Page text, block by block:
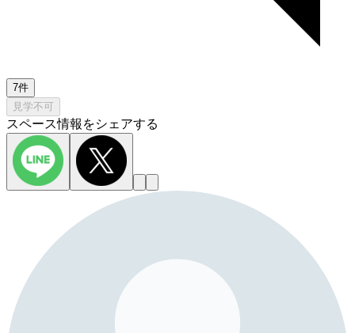
7件
見学不可
スペース情報をシェアする